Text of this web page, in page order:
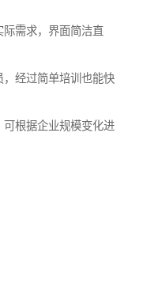
际需求，界面简洁直
，经过简单培训也能快
可根据企业规模变化进